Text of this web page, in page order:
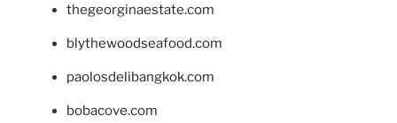
thegeorginaestate.com
blythewoodseafood.com
paolosdelibangkok.com
bobacove.com